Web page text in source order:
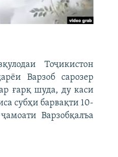
Тоҷикистон
Варзоб сарозер
ғарқ шуда, ду каси
субҳи барвақти 10-
Варзобқалъа